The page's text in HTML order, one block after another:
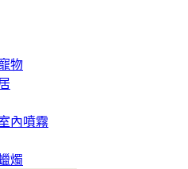
物
內噴霧
燭